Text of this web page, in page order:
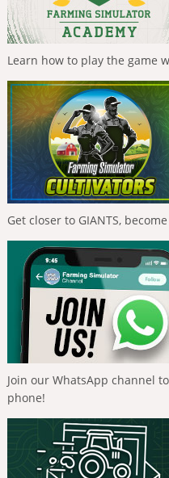
Learn how to play the game
Get closer to GIANTS,
Join our WhatsApp channel
phone!